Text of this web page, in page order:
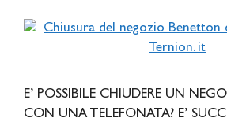
E’ POSSIBILE CHIUDERE UN
CON UNA TELEFONATA? E’